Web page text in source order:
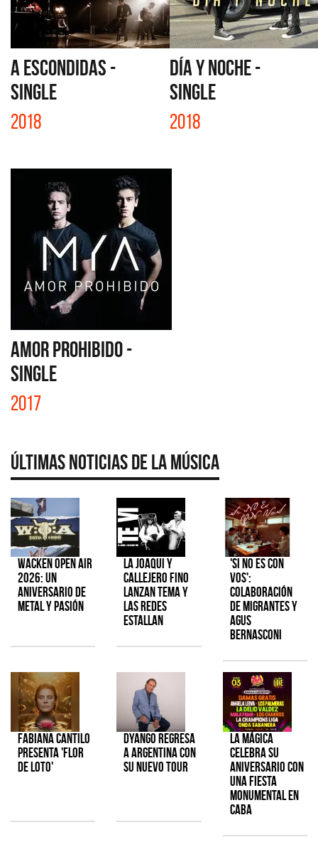
A ESCONDIDAS -
SINGLE
2018
DÍA Y NOCHE -
SINGLE
2018
AMOR PROHIBIDO -
SINGLE
2017
Últimas Noticias de la Música
Wacken Open Air
2026: Un
aniversario de
metal y pasión
La Joaqui y
Callejero Fino
lanzan tema y
las redes
estallan
'Si No Es Con
Vos':
colaboración
de Migrantes y
Agus
Bernasconi
Fabiana Cantilo
presenta 'Flor
de Loto'
Dyango regresa
a Argentina con
su nuevo tour
La Mágica
celebra su
aniversario con
una fiesta
monumental en
CABA